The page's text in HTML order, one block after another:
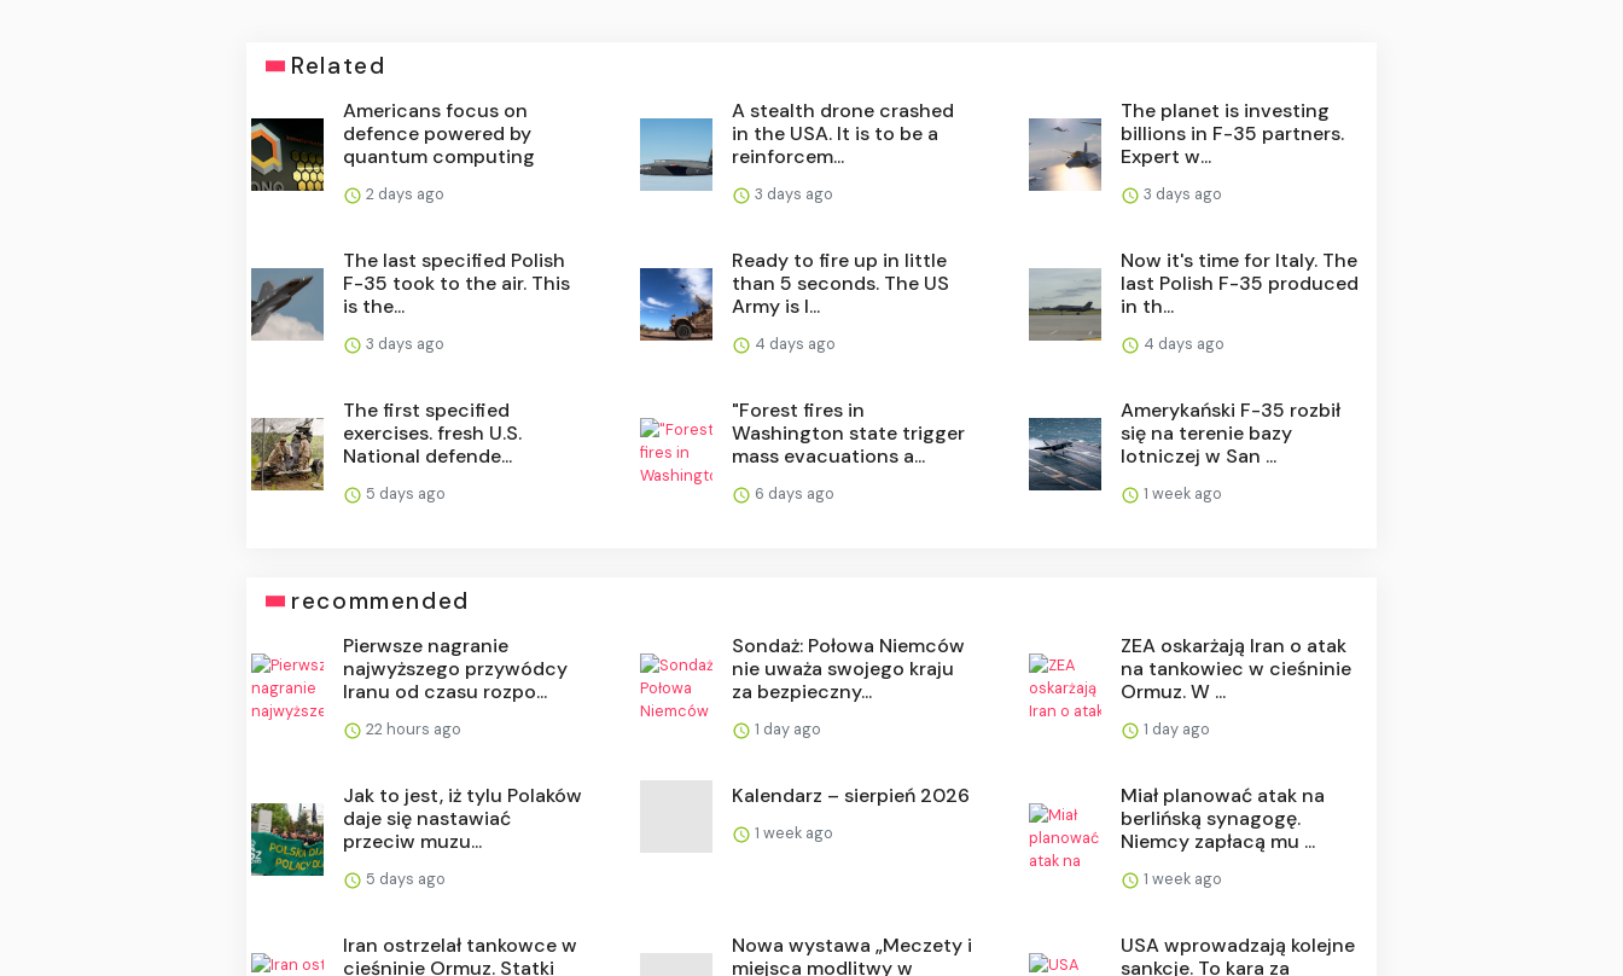
Related
Americans focus on
defence powered by
quantum computing
2 days ago
A stealth drone crashed
in the USA. It is to be a
reinforcem...
3 days ago
The planet is investing
billions in F-35 partners.
Expert w...
3 days ago
The last specified Polish
F-35 took to the air. This
is the...
3 days ago
Ready to fire up in little
than 5 seconds. The US
Army is l...
4 days ago
Now it's time for Italy. The
last Polish F-35 produced
in th...
4 days ago
The first specified
exercises. fresh U.S.
National defende...
5 days ago
"Forest fires in
Washington state trigger
mass evacuations a...
6 days ago
Amerykański F-35 rozbił
się na terenie bazy
lotniczej w San ...
1 week ago
recommended
Pierwsze nagranie
najwyższego przywódcy
Iranu od czasu rozpo...
22 hours ago
Sondaż: Połowa Niemców
nie uważa swojego kraju
za bezpieczny...
1 day ago
ZEA oskarżają Iran o atak
na tankowiec w cieśninie
Ormuz. W ...
1 day ago
Jak to jest, iż tylu Polaków
daje się nastawiać
przeciw muzu...
5 days ago
Kalendarz – sierpień 2026
1 week ago
Miał planować atak na
berlińską synagogę.
Niemcy zapłacą mu ...
1 week ago
Iran ostrzelał tankowce w
cieśninie Ormuz. Statki
Nowa wystawa „Meczety i
miejsca modlitwy w
USA wprowadzają kolejne
sankcje. To kara za